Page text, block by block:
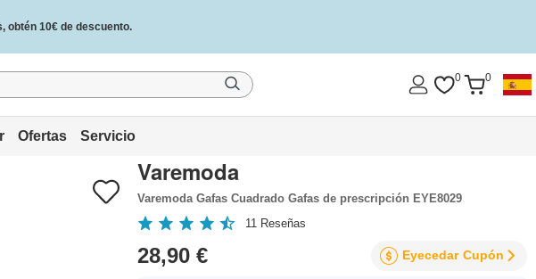
obtén 10€ de descuento.
devolución del dinero. 0 0
Ofertas Servicio
Varemoda
Varemoda Gafas Cuadrado Gafas de prescripción EYE8029
11 Reseñas
28,90 € Eyecedar Cupón